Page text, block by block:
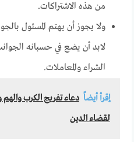
من هذه الاشتراكات.
ولا يجوز أن يهتم المسئول
لابد أن يضع في حسبانه
الشراء والمعاملات.
إقرأ أيضاً دعاء تفريج الكرب
لقضاء الدين